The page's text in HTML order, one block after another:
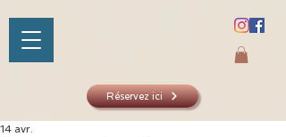
Réservez ici
14 avr.